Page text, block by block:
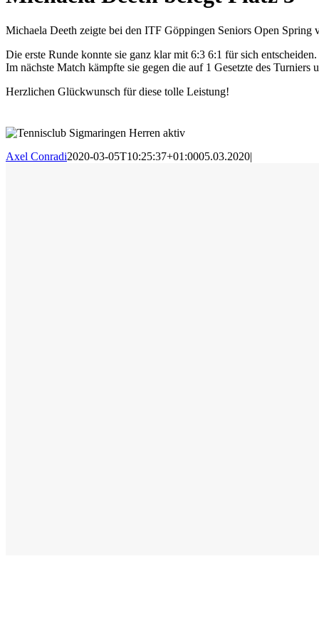
Michaela Deeth zeigte bei den ITF Göppingen Seniors Open
Die erste Runde konnte sie ganz klar mit 6:3 6:1 für sich
Im nächste Match kämpfte sie gegen die auf 1 Gesetzte des
Herzlichen Glückwunsch für diese tolle Leistung!
Axel Conradi2020-03-05T10:25:37+01:0005.03.2020|